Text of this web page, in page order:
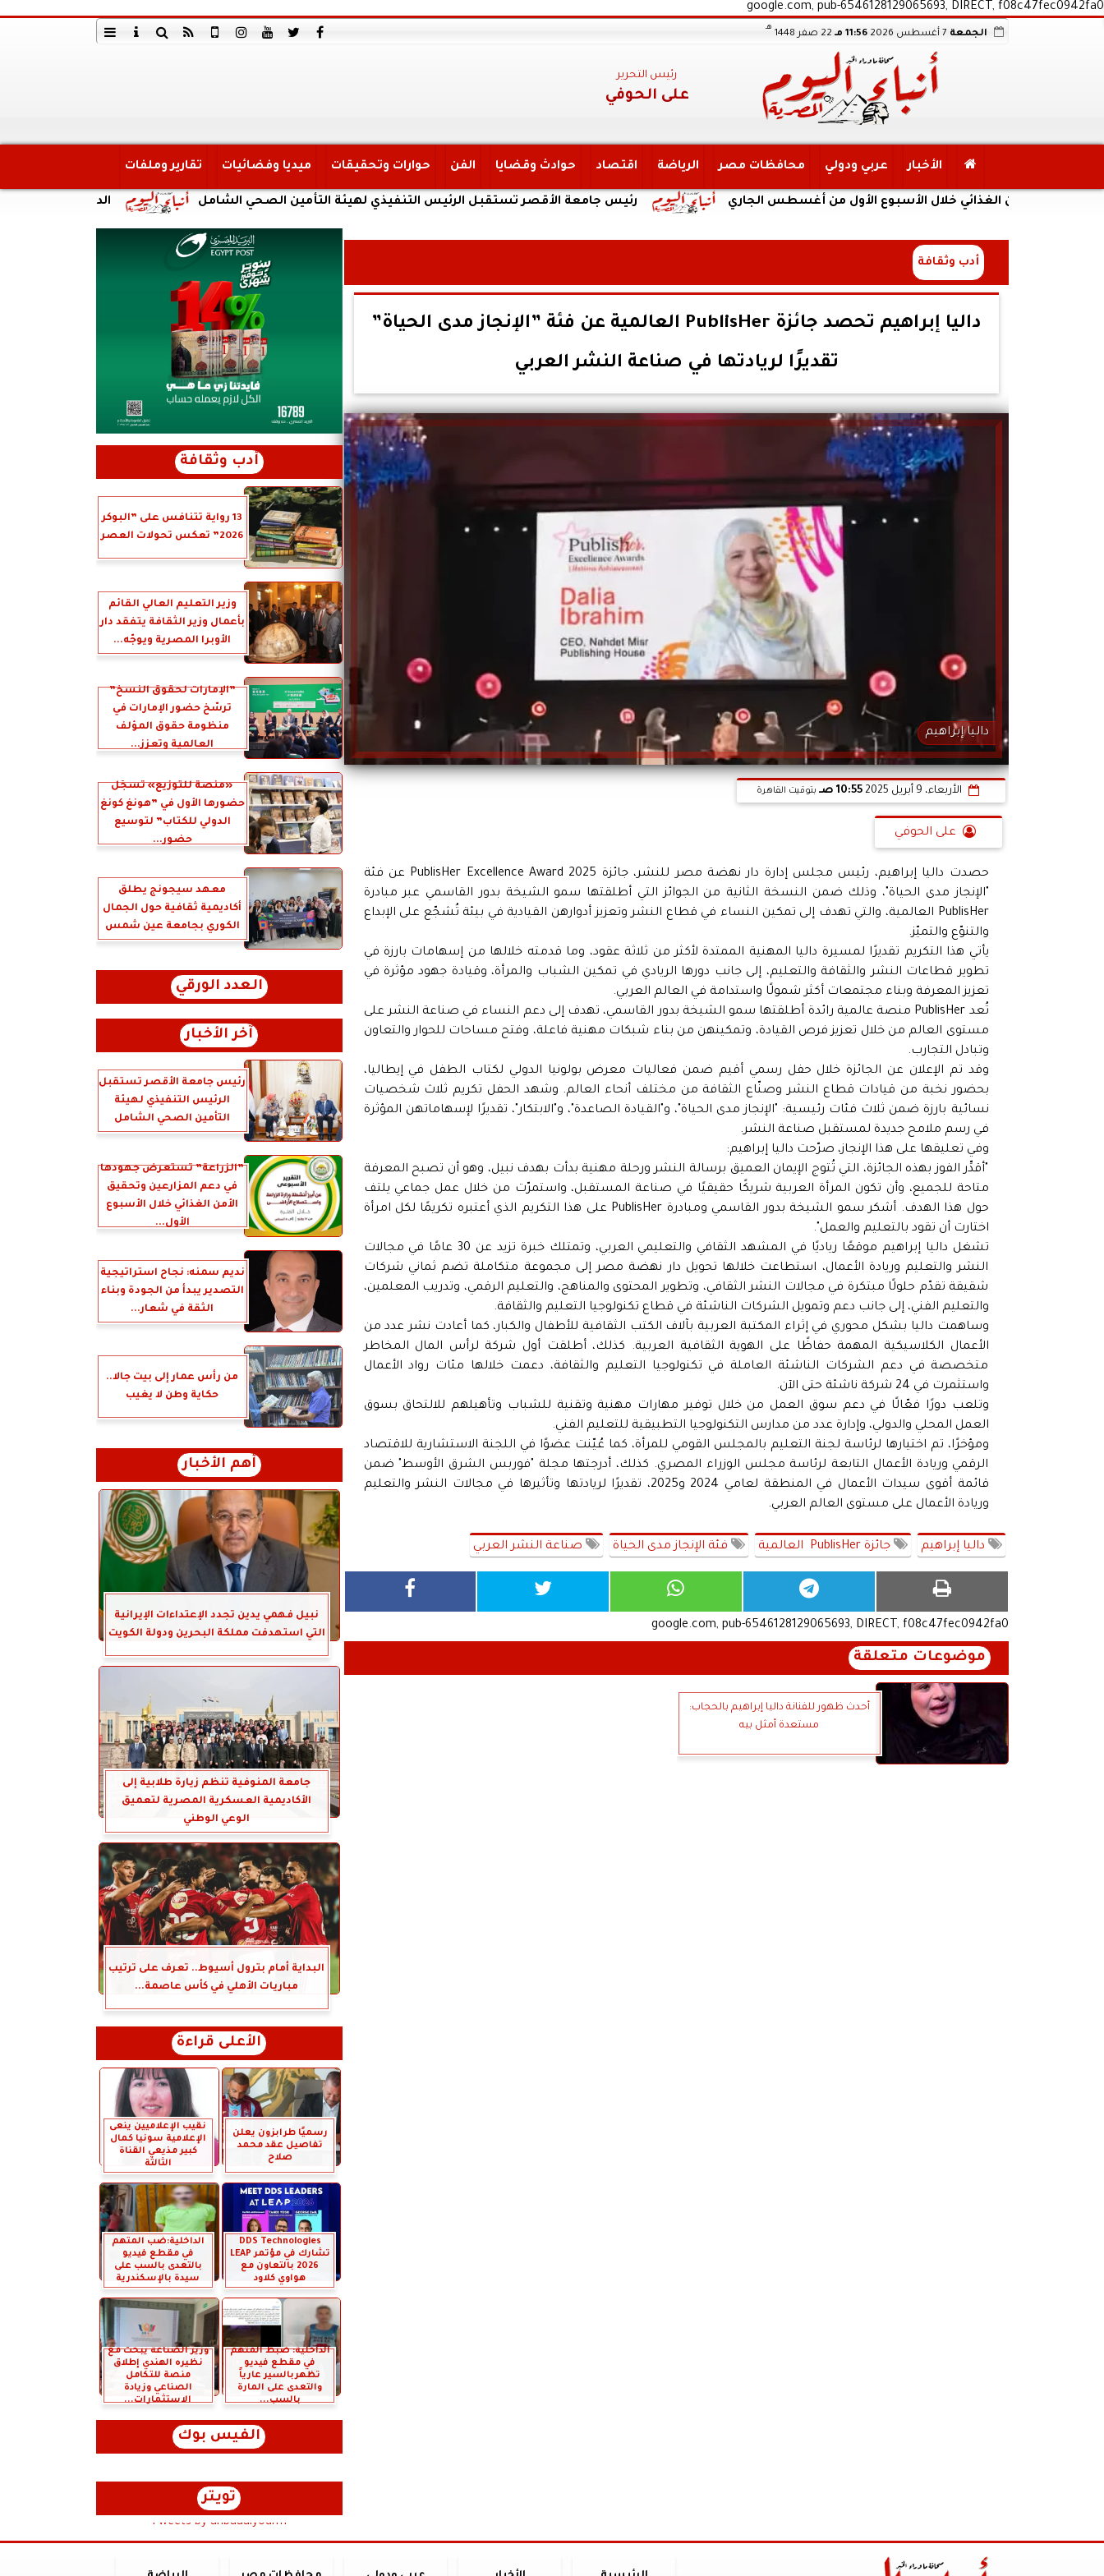
google.com, pub-6546128129065693, DIRECT, f08c47fec0942fa0
الجمعة 11:56 مـ 22 صفر 1448
هـ
رئيس التحرير
على الحوفي
الأخبار عربي ودولي محافظات مصر الرياضة اقتصاد حوادث وقضايا الفن حوارات وتحقيقات ميديا وفضائيات تقارير وملفات
الداخلية: ضبط أحد الأشخاص رئيس جامعة الأقصر تستقبل الرئيس التنفيذي لهيئة التأمين الصحي الشامل الغذائي خلال الأسبوع الأول من أغسطس الجاري
أدب وثقافة
داليا إبراهيم تحصد جائزة PublisHer العالمية عن فئة ”الإنجاز مدى الحياة”
تقديرًا لريادتها في صناعة النشر العربي
داليا إبراهيم
الأربعاء، 9 أبريل 2025 10:55 صـ بتوقيت القاهرة
على الحوفي
حصدت داليا إبراهيم، رئيس مجلس إدارة دار نهضة مصر للنشر، جائزة PublisHer Excellence Award 2025 عن فئة
"الإنجاز مدى الحياة"، وذلك ضمن النسخة الثانية من الجوائز التي أطلقتها سمو الشيخة بدور القاسمي عبر مبادرة
PublisHer العالمية، والتي تهدف إلى تمكين النساء في قطاع النشر وتعزيز أدوارهن القيادية في بيئة تُشجّع على الإبداع
والتنوّع والتميّز.
يأتي هذا التكريم تقديرًا لمسيرة داليا المهنية الممتدة لأكثر من ثلاثة عقود، وما قدمته خلالها من إسهامات بارزة في
تطوير قطاعات النشر والثقافة والتعليم، إلى جانب دورها الريادي في تمكين الشباب والمرأة، وقيادة جهود مؤثرة في
تعزيز المعرفة وبناء مجتمعات أكثر شمولًا واستدامة في العالم العربي.
تُعد PublisHer منصة عالمية رائدة أطلقتها سمو الشيخة بدور القاسمي، تهدف إلى دعم النساء في صناعة النشر على
مستوى العالم من خلال تعزيز فرص القيادة، وتمكينهن من بناء شبكات مهنية فاعلة، وفتح مساحات للحوار والتعاون
وتبادل التجارب.
وقد تم الإعلان عن الجائزة خلال حفل رسمي أقيم ضمن فعاليات معرض بولونيا الدولي لكتاب الطفل في إيطاليا،
بحضور نخبة من قيادات قطاع النشر وصنّاع الثقافة من مختلف أنحاء العالم. وشهد الحفل تكريم ثلاث شخصيات
نسائية بارزة ضمن ثلاث فئات رئيسية: "الإنجاز مدى الحياة"، و"القيادة الصاعدة"، و"الابتكار"، تقديرًا لإسهاماتهن المؤثرة
في رسم ملامح جديدة لمستقبل صناعة النشر.
وفي تعليقها على هذا الإنجاز، صرّحت داليا إبراهيم:
"أقدِّر الفوز بهذه الجائزة، التي تُتوج الإيمان العميق برسالة النشر ورحلة مهنية بدأت بهدف نبيل، وهو أن تصبح المعرفة
متاحة للجميع، وأن تكون المرأة العربية شريكًا حقيقيًا في صناعة المستقبل، واستمرّت من خلال عمل جماعي يلتف
حول هذا الهدف. أشكر سمو الشيخة بدور القاسمي ومبادرة PublisHer على هذا التكريم الذي أعتبره تكريمًا لكل امرأة
اختارت أن تقود بالتعليم والعمل".
تشغل داليا إبراهيم موقعًا رياديًا في المشهد الثقافي والتعليمي العربي، وتمتلك خبرة تزيد عن 30 عامًا في مجالات
النشر والتعليم وريادة الأعمال، استطاعت خلالها تحويل دار نهضة مصر إلى مجموعة متكاملة تضم ثماني شركات
شقيقة تقدّم حلولًا مبتكرة في مجالات النشر الثقافي، وتطوير المحتوى والمناهج، والتعليم الرقمي، وتدريب المعلمين،
والتعليم الفني، إلى جانب دعم وتمويل الشركات الناشئة في قطاع تكنولوجيا التعليم والثقافة.
وساهمت داليا بشكل محوري في إثراء المكتبة العربية بآلاف الكتب الثقافية للأطفال والكبار، كما أعادت نشر عدد من
الأعمال الكلاسيكية المهمة حفاظًا على الهوية الثقافية العربية. كذلك، أطلقت أول شركة لرأس المال المخاطر
متخصصة في دعم الشركات الناشئة العاملة في تكنولوجيا التعليم والثقافة، دعمت خلالها مئات رواد الأعمال
واستثمرت في 24 شركة ناشئة حتى الآن.
وتلعب دورًا فعّالًا في دعم سوق العمل من خلال توفير مهارات مهنية وتقنية للشباب وتأهيلهم للالتحاق بسوق
العمل المحلي والدولي، وإدارة عدد من مدارس التكنولوجيا التطبيقية للتعليم الفني.
ومؤخرًا، تم اختيارها لرئاسة لجنة التعليم بالمجلس القومي للمرأة، كما عُيّنت عضوًا في اللجنة الاستشارية للاقتصاد
الرقمي وريادة الأعمال التابعة لرئاسة مجلس الوزراء المصري. كذلك، أدرجتها مجلة "فوربس الشرق الأوسط" ضمن
قائمة أقوى سيدات الأعمال في المنطقة لعامي 2024 و2025، تقديرًا لريادتها وتأثيرها في مجالات النشر والتعليم
وريادة الأعمال على مستوى العالم العربي.
داليا إبراهيم جائزة PublisHer العالمية فئة الإنجاز مدى الحياة صناعة النشر العربي
google.com, pub-6546128129065693, DIRECT, f08c47fec0942fa0
موضوعات متعلقة
أحدث ظهور للفنانة داليا إبراهيم بالحجاب:
مستعدة أمثل بيه
أدب وثقافة
13 رواية تتنافس على ”البوكر
2026” تعكس تحولات العصر
وزير التعليم العالي القائم
بأعمال وزير الثقافة يتفقد دار
الأوبرا المصرية ويوجّه...
”الإمارات لحقوق النسخ”
ترسّخ حضور الإمارات في
منظومة حقوق المؤلف
العالمية وتعزز...
«منصة للتوزيع» تسجّل
حضورها الأول في ”هونغ كونغ
الدولي للكتاب” لتوسيع
حضور...
معهد سيجونج يطلق
أكاديمية ثقافية حول الجمال
الكوري بجامعة عين شمس
العدد الورقي
آخر الأخبار
رئيس جامعة الأقصر تستقبل
الرئيس التنفيذي لهيئة
التأمين الصحي الشامل
”الزراعة” تستعرض جهودها
في دعم المزارعين وتحقيق
الأمن الغذائي خلال الأسبوع
الأول...
نديم سمنه: نجاح استراتيجية
التصدير يبدأ من الجودة وبناء
الثقة في شعار...
من رأس عمار إلى بيت جالا..
حكاية وطن لا يغيب
أهم الأخبار
نبيل فهمي يدين تجدد الإعتداءات الإيرانية
التي استهدفت مملكة البحرين ودولة الكويت
جامعة المنوفية تنظم زيارة طلابية إلى
الأكاديمية العسكرية المصرية لتعميق
الوعي الوطني
البداية أمام بترول أسيوط.. تعرف على ترتيب
مباريات الأهلي في كأس عاصمة...
الأعلى قراءة
رسميًا طرابزون يعلن
تفاصيل عقد محمد
صلاح
نقيب الإعلاميين ينعى
الإعلامية سونيا كمال
كبير مذيعي القناة
الثالثة
DDS Technologies
تشارك في مؤتمر LEAP
2026 بالتعاون مع
هواوي كلاود
الداخلية:ضب المتهم
في مقطع فيديو
بالتعدى بالسب على
سيدة بالإسكندرية
الداخلية: ضبط المتهم
في مقطع فيديو
تظهربالسير عارياً
والتعدى على المارة
بالسب...
وزير الصناعة يبحث مع
نظيره الهندي إطلاق
منصة للتكامل
الصناعي وزيادة
الاستثمارات...
الفيس بوك
تويتر
Tweets by anbaaalyoum1